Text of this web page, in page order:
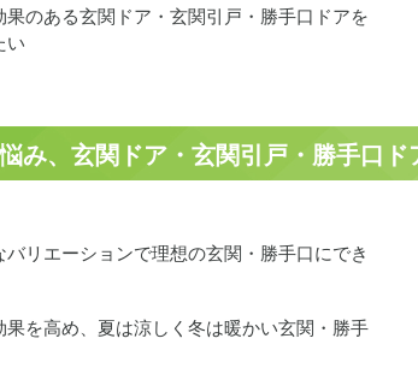
果のある玄関ドア・玄関引戸・勝手口ドアを
い
み、玄関ドア・玄関引戸・勝手口
バリエーションで理想の玄関・勝手口にでき
果を高め、夏は涼しく冬は暖かい玄関・勝手